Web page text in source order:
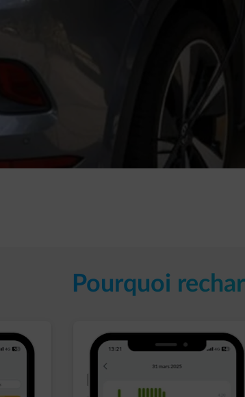
à laquelle vous devez quitter votre domicile
véhicule au meilleur moment pour vous, en
Restez serein, nous rechargeons aux moments
Pourquoi